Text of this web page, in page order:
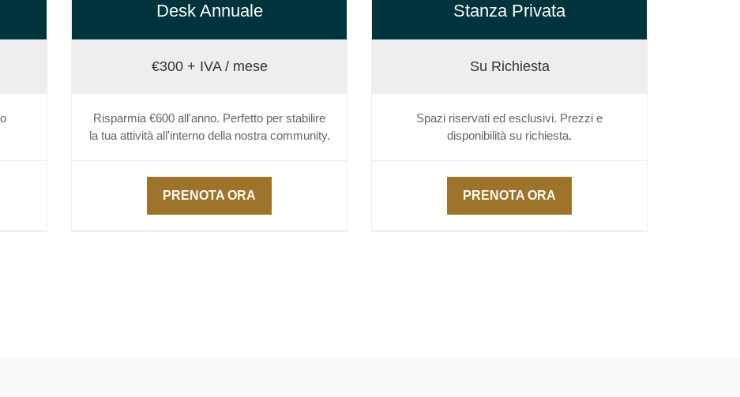
Desk Annuale
€300 + IVA / mese
Risparmia €600 all'anno. Perfetto per stabilire
la tua attività all'interno della nostra community.
PRENOTA ORA
Stanza Privata
Su Richiesta
Spazi riservati ed esclusivi. Prezzi e
disponibilità su richiesta.
PRENOTA ORA